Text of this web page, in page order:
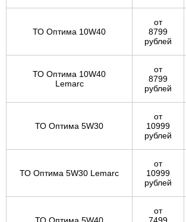
ТО Оптима 10W40
от
8799
рублей
ТО Оптима 10W40
Lemarc
от
8799
рублей
ТО Оптима 5W30
от
10999
рублей
ТО Оптима 5W30 Lemarc
от
10999
рублей
от